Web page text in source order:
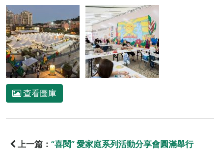
查看圖庫
上一篇： “喜閱” 愛家庭系列活動分享會圓滿舉行